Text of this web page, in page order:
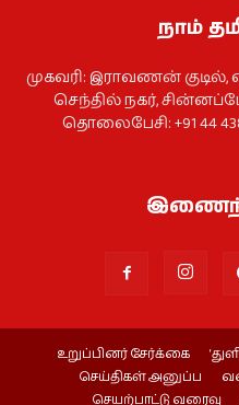
நாம்
முகவரி: இராவணன்
செந்தில் நகர்,
தொலைபேசி: +91 44
உறுப்பினர் சேர்க்கை
செய்திகள் அனுப்ப
செயற்பாட்டு வரைவு